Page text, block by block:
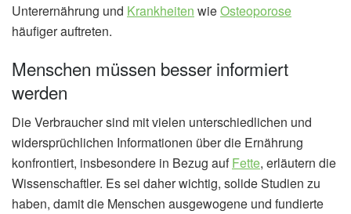
Unterernährung und Krankheiten wieOsteoporose
häufiger auftreten.
Menschen müssen besser informiert
werden
Die Verbraucher sind mit vielen unterschiedlichen und
widersprüchlichen Informationen über die Ernährung
konfrontiert, insbesondere in Bezug aufFette, erläutern die
Wissenschaftler. Es sei daher wichtig, solide Studien zu
haben, damit die Menschen ausgewogene und fundierte